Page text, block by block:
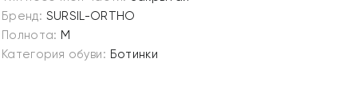
Бренд: SURSIL-ORTHO
Полнота: M
Категория обуви: Ботинки